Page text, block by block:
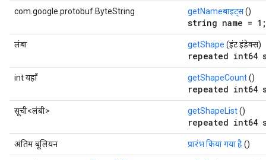
com.google.protobuf.ByteString getNameबाइट्स()
string name = 1;
लंबा getShape (इंट इंडेक्स)
repeated int64
int यहाँ getShapeCount()
repeated int64
सूची<लंबी> getShapeList()
repeated int64
अंतिम बूलियन प्रारंभ किया गया है()